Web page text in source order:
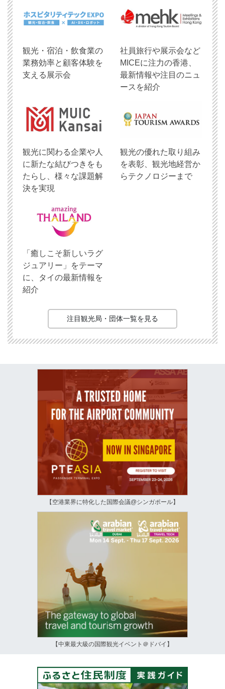
観光・宿泊・飲食業の
業務効率と顧客体験を
支える展示会
社員旅行や展示会など
MICEに注力の香港、
最新情報や注目のニュ
ースを紹介
観光に関わる企業や人
に新たな結びつきをも
たらし、様々な課題解
決を実現
観光の優れた取り組み
を表彰、観光地経営か
らテクノロジーまで
「癒しこそ新しいラグ
ジュアリー」をテーマ
に、タイの最新情報を
紹介
注目観光局・団体一覧を見る
【空港業界に特化した国際会議@シンガポール】
【中東最大級の国際観光イベント＠ドバイ】